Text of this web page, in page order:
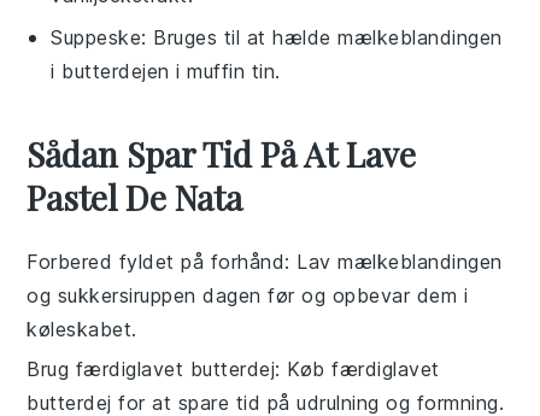
Suppeske: Bruges til at hælde mælkeblandingen
i butterdejen i muffin tin.
Sådan Spar Tid På At Lave
Pastel De Nata
Forbered fyldet på forhånd: Lavmælkeblandingen
og sukkersiruppen dagen før og opbevar dem i
køleskabet.
Brug færdiglavet butterdej: Køb færdiglavet
butterdej for at spare tid på udrulning og formning.